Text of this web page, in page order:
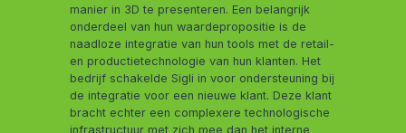
manier in 3D te presenteren. Een belangrijk
onderdeel van hun waardepropositie is de
naadloze integratie van hun tools met de retail-
en productietechnologie van hun klanten. Het
bedrijf schakelde Sigli in voor ondersteuning bij
de integratie voor een nieuwe klant. Deze klant
bracht echter een complexere technologische
infrastructuur met zich mee dan het interne